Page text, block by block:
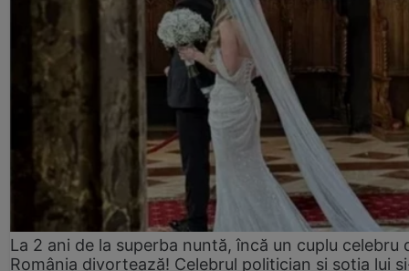
La 2 ani de la superba nuntă, încă un cuplu celebru
România divorțează! Celebrul politician și soția lui